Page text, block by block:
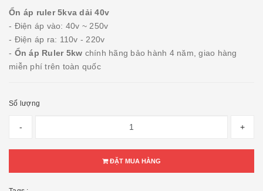
Ổn áp ruler 5kva dải 40v
- Điện áp vào: 40v ~ 250v
- Điện áp ra: 110v - 220v
- Ổn áp Ruler 5kw chính hãng bảo hành 4 năm, giao hàng
miễn phí trên toàn quốc
Số lượng
- +
ĐẶT MUA HÀNG